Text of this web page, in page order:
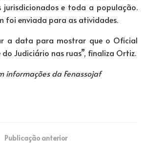
e toda a população.
foi enviada para as atividades.
a data para mostrar que o Oficial
Judiciário nas ruas”, finaliza Ortiz.
informações da Fenassojaf
Publicação anterior